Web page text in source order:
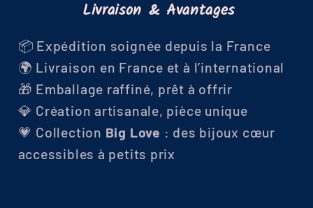
Livraison & Avantages
📦 Expédition soignée depuis la France
🌍 Livraison en France et à l’international
🎁 Emballage raffiné, prêt à offrir
💎 Création artisanale, pièce unique
💗 Collection Big Love : des bijoux cœur
accessibles à petits prix